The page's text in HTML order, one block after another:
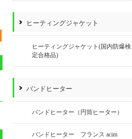
ヒーティングジャケット
ヒーティングジャケット(国内防爆検
定合格品)
バンドヒーター
バンドヒーター（円筒ヒーター）
バンドヒーター フランス acim